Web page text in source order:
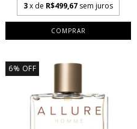
3x de R$499,67 sem juros
COMPRAR
6% OFF